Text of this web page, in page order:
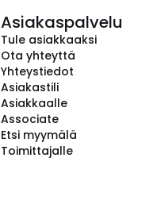
Asiakaspalvelu
Tule asiakkaaksi
Ota yhteyttä
Yhteystiedot
Asiakastili
Asiakkaalle
Associate
Etsi myymälä
Toimittajalle